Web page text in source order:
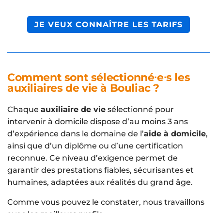
JE VEUX CONNAÎTRE LES TARIFS
Comment sont sélectionné∙e∙s les
auxiliaires de vie à Bouliac ?
Chaque auxiliaire de vie sélectionné pour
intervenir à domicile dispose d’au moins 3 ans
d’expérience dans le domaine de l’aide à domicile,
ainsi que d’un diplôme ou d’une certification
reconnue. Ce niveau d’exigence permet de
garantir des prestations fiables, sécurisantes et
humaines, adaptées aux réalités du grand âge.
Comme vous pouvez le constater, nous travaillons